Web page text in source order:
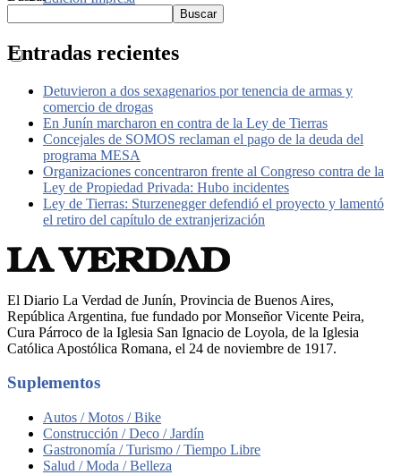
Buscar
Entradas recientes
Detuvieron a dos sexagenarios por tenencia de armas y
comercio de drogas
En Junín marcharon en contra de la Ley de Tierras
Concejales de SOMOS reclaman el pago de la deuda del
programa MESA
Organizaciones concentraron frente al Congreso contra de la
Ley de Propiedad Privada: Hubo incidentes
Ley de Tierras: Sturzenegger defendió el proyecto y lamentó
el retiro del capítulo de extranjerización
El Diario La Verdad de Junín, Provincia de Buenos Aires,
República Argentina, fue fundado por Monseñor Vicente Peira,
Cura Párroco de la Iglesia San Ignacio de Loyola, de la Iglesia
Católica Apostólica Romana, el 24 de noviembre de 1917.
Suplementos
Autos / Motos / Bike
Construcción / Deco / Jardín
Gastronomía / Turismo / Tiempo Libre
Salud / Moda / Belleza